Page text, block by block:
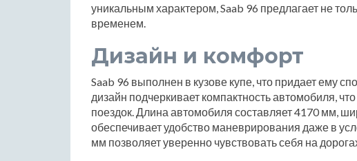
уникальным характером, Saab 96 предлагает не
временем.
Дизайн и комфорт
Saab 96 выполнен в кузове купе, что придает ему
дизайн подчеркивает компактность автомобиля,
поездок. Длина автомобиля составляет 4170 мм,
обеспечивает удобство маневрирования даже в
мм позволяет уверенно чувствовать себя на